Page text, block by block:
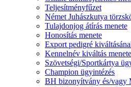
Teljesítményfűzet
Német Juhászkutya
Tulajdonjog átírás menete
Honosítás menete
Export pedigré
Kennelnév kiváltás menete
Szövetségi/Sportkártya
Champion ügyintézés
BH bizonyítvány és/vagy